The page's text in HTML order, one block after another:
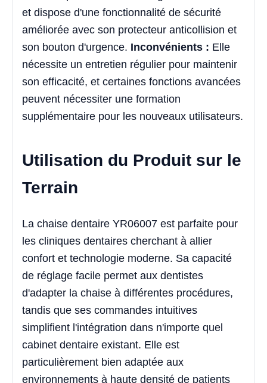
et dispose d'une fonctionnalité de sécurité
améliorée avec son protecteur anticollision et
son bouton d'urgence. Inconvénients : Elle
nécessite un entretien régulier pour maintenir
son efficacité, et certaines fonctions avancées
peuvent nécessiter une formation
supplémentaire pour les nouveaux utilisateurs.
Utilisation du Produit sur le
Terrain
La chaise dentaire YR06007 est parfaite pour
les cliniques dentaires cherchant à allier
confort et technologie moderne. Sa capacité
de réglage facile permet aux dentistes
d'adapter la chaise à différentes procédures,
tandis que ses commandes intuitives
simplifient l'intégration dans n'importe quel
cabinet dentaire existant. Elle est
particulièrement bien adaptée aux
environnements à haute densité de patients